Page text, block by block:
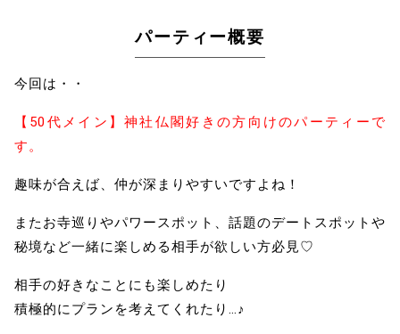
パーティー概要
今回は・・
【50代メイン】神社仏閣好きの方向けのパーティーで
す。
趣味が合えば、仲が深まりやすいですよね！
またお寺巡りやパワースポット、話題のデートスポットや
秘境など一緒に楽しめる相手が欲しい方必見♡
相手の好きなことにも楽しめたり
積極的にプランを考えてくれたり…♪